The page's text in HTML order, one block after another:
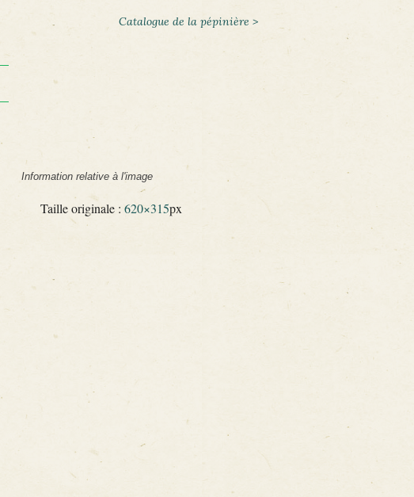
Catalogue de la pépinière >
Information relative à l'image
Taille originale :620×315px